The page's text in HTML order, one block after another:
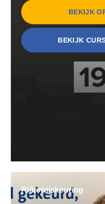
BEKIJK
BEKIJK
Rijbewijskeuring